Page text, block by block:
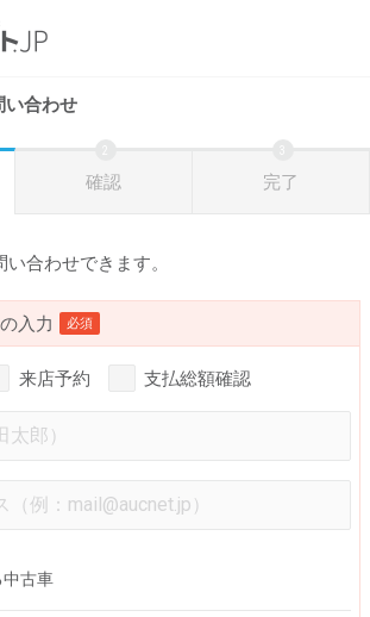
い合わせ
確認 完了
合わせできます。
入力 必須
来店予約 支払総額確認
古車